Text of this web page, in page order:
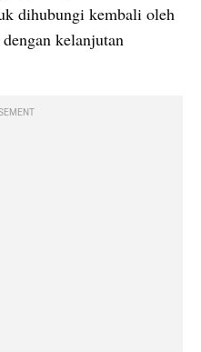
dihubungi kembali oleh
kelanjutan